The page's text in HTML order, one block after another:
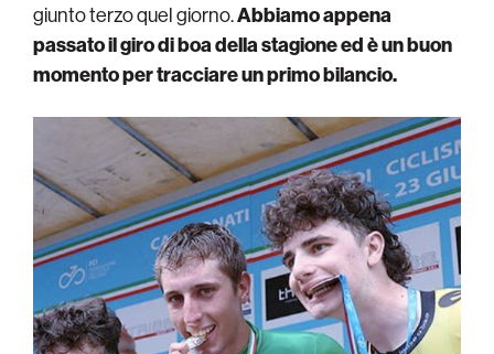
giunto terzo quel giorno.Abbiamo appena
passato il giro di boa della stagione ed è un buon
momento per tracciare un primo bilancio.